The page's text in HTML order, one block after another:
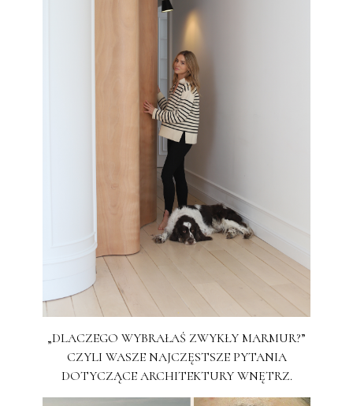
„DLACZEGO WYBRAŁAŚ ZWYKŁY MARMUR?”
CZYLI WASZE NAJCZĘSTSZE PYTANIA
DOTYCZĄCE ARCHITEKTURY WNĘTRZ.